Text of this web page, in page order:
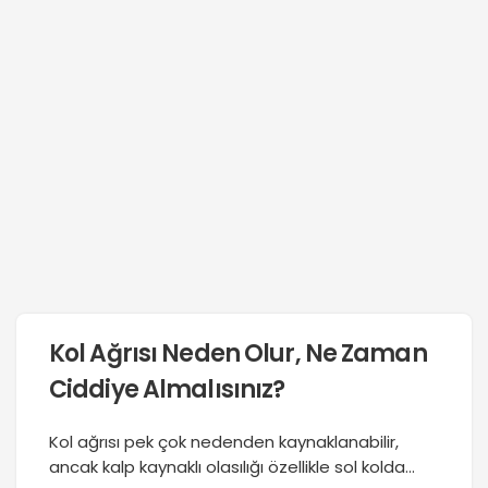
Kol Ağrısı Neden Olur, Ne Zaman
Ciddiye Almalısınız?
Kol ağrısı pek çok nedenden kaynaklanabilir,
ancak kalp kaynaklı olasılığı özellikle sol kolda